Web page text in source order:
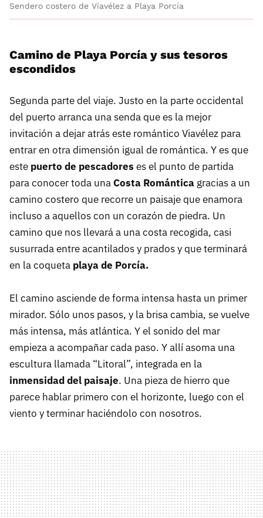
Sendero costero de Viavélez a Playa Porcía
Camino de Playa Porcía y sus tesoros
escondidos
Segunda parte del viaje. Justo en la parte occidental
del puerto arranca una senda que es la mejor
invitación a dejar atrás este romántico Viavélez para
entrar en otra dimensión igual de romántica. Y es que
este puerto de pescadores es el punto de partida
para conocer toda unaCosta Romántica gracias a un
camino costero que recorre un paisaje que enamora
incluso a aquellos con un corazón de piedra. Un
camino que nos llevará a una costa recogida, casi
susurrada entre acantilados y prados y que terminará
en la coqueta playa de Porcía.
El camino asciende de forma intensa hasta un primer
mirador. Sólo unos pasos, y la brisa cambia, se vuelve
más intensa, más atlántica. Y el sonido del mar
empieza a acompañar cada paso. Y allí asoma una
escultura llamada “Litoral”, integrada en la
inmensidad del paisaje. Una pieza de hierro que
parece hablar primero con el horizonte, luego con el
viento y terminar haciéndolo con nosotros.